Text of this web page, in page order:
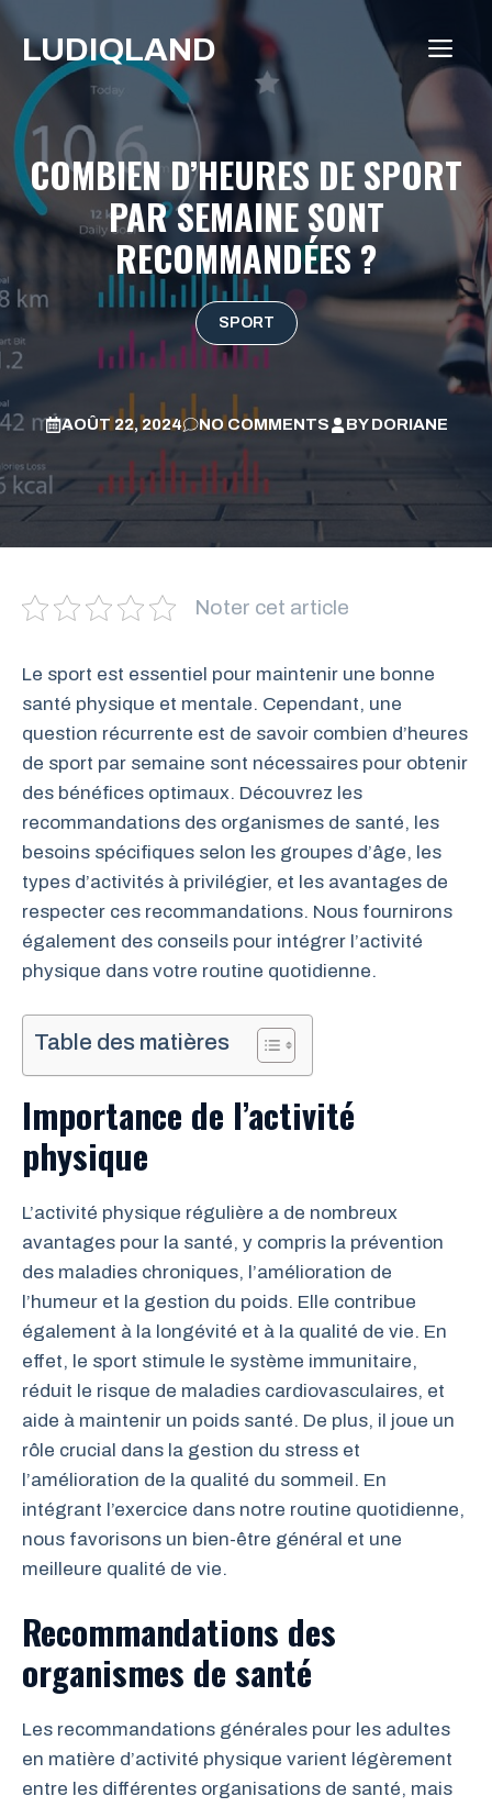
contenu
LUDIQLAND
COMBIEN D’HEURES DE SPORT
PAR SEMAINE SONT
RECOMMANDÉES ?
SPORT
AOÛT 22, 2024 NO COMMENTS BYDORIANE
Noter cet article
Le sport est essentiel pour maintenir une bonne
santé physique et mentale. Cependant, une
question récurrente est de savoir combien d’heures
de sport par semaine sont nécessaires pour obtenir
des bénéfices optimaux. Découvrez les
recommandations des organismes de santé, les
besoins spécifiques selon les groupes d’âge, les
types d’activités à privilégier, et les avantages de
respecter ces recommandations. Nous fournirons
également des conseils pour intégrer l’activité
physique dans votre routine quotidienne.
Table des matières
Importance de l’activité
physique
L’activité physique régulière a de nombreux
avantages pour la santé, y compris la prévention
des maladies chroniques, l’amélioration de
l’humeur et la gestion du poids. Elle contribue
également à la longévité et à la qualité de vie. En
effet, le sport stimule le système immunitaire,
réduit le risque de maladies cardiovasculaires, et
aide à maintenir un poids santé. De plus, il joue un
rôle crucial dans la gestion du stress et
l’amélioration de la qualité du sommeil. En
intégrant l’exercice dans notre routine quotidienne,
nous favorisons un bien-être général et une
meilleure qualité de vie.
Recommandations des
organismes de santé
Les recommandations générales pour les adultes
en matière d’activité physique varient légèrement
entre les différentes organisations de santé, mais